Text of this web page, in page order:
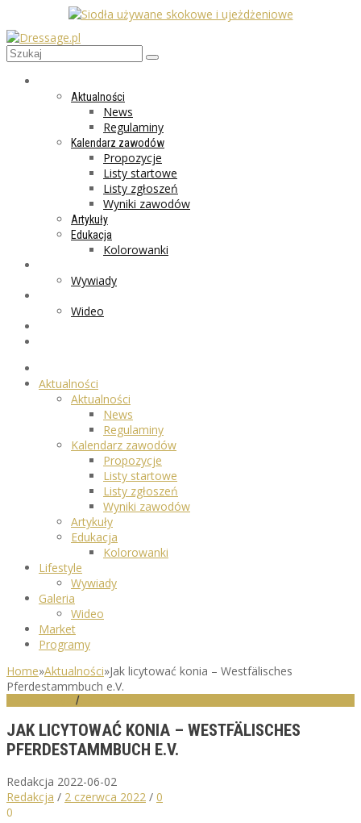
Aktualności
News
Regulaminy
Kalendarz zawodów
Propozycje
Listy startowe
Listy zgłoszeń
Wyniki zawodów
Artykuły
Edukacja
Kolorowanki
Wywiady
Wideo
Aktualności
Aktualności
News
Regulaminy
Kalendarz zawodów
Propozycje
Listy startowe
Listy zgłoszeń
Wyniki zawodów
Artykuły
Edukacja
Kolorowanki
Lifestyle
Wywiady
Galeria
Wideo
Market
Programy
Home»Aktualności»Jak licytować konia – Westfälisches
Pferdestammbuch e.V.
/
JAK LICYTOWAĆ KONIA – WESTFÄLISCHES
PFERDESTAMMBUCH E.V.
Redakcja 2022-06-02
Redakcja / 2 czerwca 2022 / 0
0